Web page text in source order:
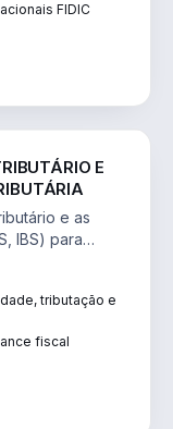
FIDIC
E
e as
IBS) para
tributação e
fiscal